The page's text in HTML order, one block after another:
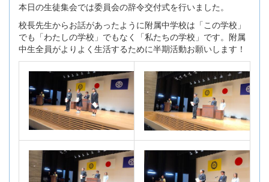
本日の生徒集会では委員会の辞令交付式を行いました。
校長先生からお話があったように附属中学校は「この学校」
でも「わたしの学校」でもなく「私たちの学校」です。附属
中生全員がよりよく生活するために半期活動お願いします！